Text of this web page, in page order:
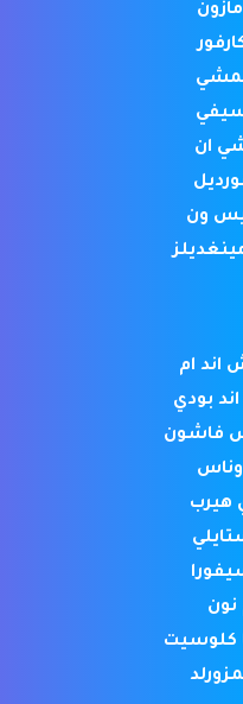
ان
ون
اند ام
بودي
فاشون
هيرب
كلوسيت